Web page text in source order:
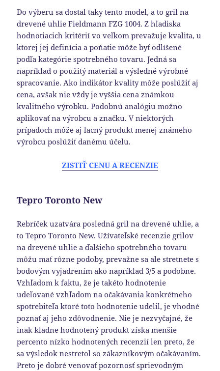
Do výberu sa dostal taky tento model, a to gril na
drevené uhlie Fieldmann FZG 1004. Z hľadiska
hodnotiacich kritérií vo veľkom prevažuje kvalita, u
ktorej jej definícia a poňatie môže byť odlíšené
podľa kategórie spotrebného tovaru. Jedná sa
napríklad o použitý materiál a výsledné výrobné
spracovanie. Ako indikátor kvality môže poslúžiť aj
cena, avšak nie vždy je vyššia cena známkou
kvalitného výrobku. Podobnú analógiu možno
aplikovať na výrobcu a značku. V niektorých
prípadoch môže aj lacný produkt menej známeho
výrobcu poslúžiť danému účelu.
ZISTIŤ CENU A RECENZIE
Tepro Toronto New
Rebríček uzatvára posledná gril na drevené uhlie, a
to Tepro Toronto New. Užívateľské recenzie grilov
na drevené uhlie a ďalšieho spotrebného tovaru
môžu mať rôzne podoby, prevažne sa ale stretnete s
bodovým vyjadrením ako napríklad 3/5 a podobne.
Vzhľadom k faktu, že je takéto hodnotenie
udeľované vzhľadom na očakávania konkrétneho
spotrebiteľa ktoré toto hodnotenie udelil, je vhodné
poznať aj jeho zdôvodnenie. Nie je nezvyčajné, že
inak kladne hodnotený produkt získa menšie
percento nízko hodnotených recenzií len preto, že
sa výsledok nestretol so zákazníkovým očakávaním.
Preto je dobré venovať pozornosť sprievodným